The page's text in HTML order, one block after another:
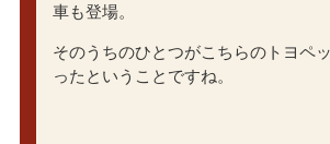
車も登場。
そのうちのひとつがこちらのトヨペ
ったということですね。